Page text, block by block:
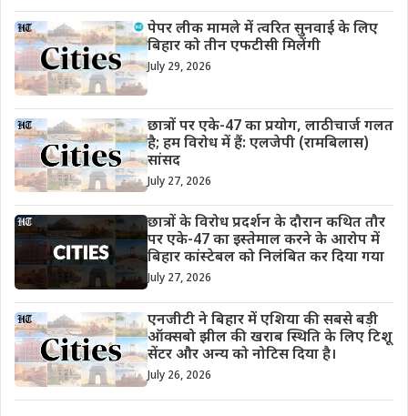
पेपर लीक मामले में त्वरित सुनवाई के लिए
बिहार को तीन एफटीसी मिलेंगी
July 29, 2026
छात्रों पर एके-47 का प्रयोग, लाठीचार्ज गलत
है; हम विरोध में हैं: एलजेपी (रामबिलास)
सांसद
July 27, 2026
छात्रों के विरोध प्रदर्शन के दौरान कथित तौर
पर एके-47 का इस्तेमाल करने के आरोप में
बिहार कांस्टेबल को निलंबित कर दिया गया
July 27, 2026
एनजीटी ने बिहार में एशिया की सबसे बड़ी
ऑक्सबो झील की खराब स्थिति के लिए टिशू
सेंटर और अन्य को नोटिस दिया है।
July 26, 2026